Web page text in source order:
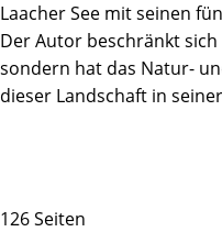
Laacher See mit seinen
Der Autor beschränkt
sondern hat das Natur-
dieser Landschaft in
126 Seiten